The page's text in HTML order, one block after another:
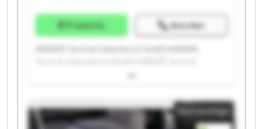
Preisinfo Anrufen
Saltenbrock GmbH AGRAVIS Technik Saltenbrock
Technik Saltenbrock GmbH AGRAVIS Technik
Saltenbrock GmbH AGRAVIS Technik Saltenbrock
GmbH AGRAVIS Technik Saltenbrock GmbH AGRAVIS
Kleinanzeige